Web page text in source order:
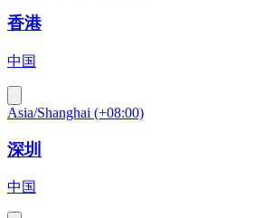
香港
中国
Asia/Shanghai (+08:00)
深圳
中国